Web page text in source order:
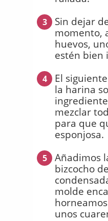
3
Sin dejar
momento,
huevos,
estén bien
4
El
la harina
mezclar
para que
esponjosa.
5
Añadimos
bizcocho
molde
unos